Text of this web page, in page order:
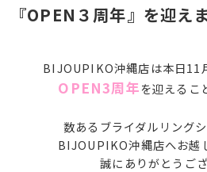
『OPEN３周年』を迎え
BIJOUPIKO沖縄店は本日11
OPEN3周年を迎えるこ
数あるブライダルリング
BIJOUPIKO沖縄店へお越
誠にありがとうご